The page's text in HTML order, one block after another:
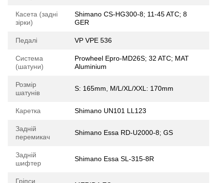
Касета (задні
зірки)
Shimano CS-HG300-8; 11-45 ATC; 8
GER
Педалі VP VPE 536
Система
(шатуни)
Prowheel Epro-MD26S; 32 ATC; MAT
Aluminium
Розмір
шатунів
S: 165mm, M/L/XL/XXL: 170mm
Каретка Shimano UN101 LL123
Задній
перемикач
Shimano Essa RD-U2000-8; GS
Задній
шифтер
Shimano Essa SL-315-8R
Гріпси,